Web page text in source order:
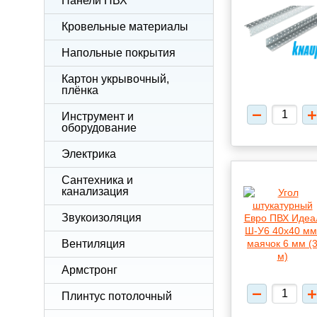
Кровельные материалы
Напольные покрытия
Картон укрывочный,
плёнка
Инструмент и
оборудование
Электрика
Сантехника и
канализация
Звукоизоляция
Вентиляция
Армстронг
Плинтус потолочный